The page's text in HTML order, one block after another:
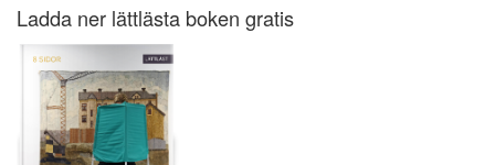
Ladda ner lättlästa boken gratis